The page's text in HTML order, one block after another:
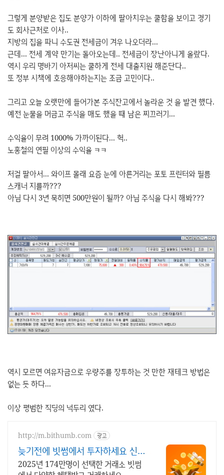
그렇게 분양받은 집도 분양가 이하에 팔아치우는 쿨함을 보이고 경기
도 회사근처로 이사..
지방의 집을 파니 수도권 전세금이 겨우 나오더라...
근데... 전세 계약 만기는 돌아오는데.. 전세금이 장난아니게 올랐다.
역시 우리 명바기 아저씨는 쿨하게 전세 대출지원 해준단다..
또 정부 시책에 호응해야하는지는 조금 고민이다..
그리고 오늘 오랫만에 들어가본 주식잔고에서 놀라운 것 을 발견 했다.
예전 눈물을 머금고 주식을 매도 했을 때 남은 찌끄러기...
수익율이 무려 1000% 가까이된다... 헉..
노홍철의 연필 이상의 수익율 ㅋㅋ
저걸 팔아서... 와이프 몰래 요즘 눈에 아른거리는 포토 프린터와 필름
스캐너 지를까???
아님 다시 3년 묵히면 500만원이 될까? 아님 주식을 다시 해봐???
역시 모르면 여유자금으로 우량주를 장투하는 것 만한 재테크 방법은
없는 듯 하다...
이상 평범한 직딩의 넉두리 였다.
http://m.bithumb.com 광고
늦기전에 빗썸에서 투자하세요 신규
가입 시 5만원 혜택
2025년 174만명이 선택한 거래소 빗썸